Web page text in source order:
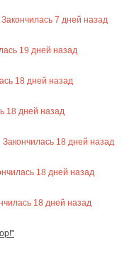
Закончилась 7 дней назад
19 дней назад
18 дней назад
18 дней назад
Закончилась 18 дней назад
18 дней назад
18 дней назад